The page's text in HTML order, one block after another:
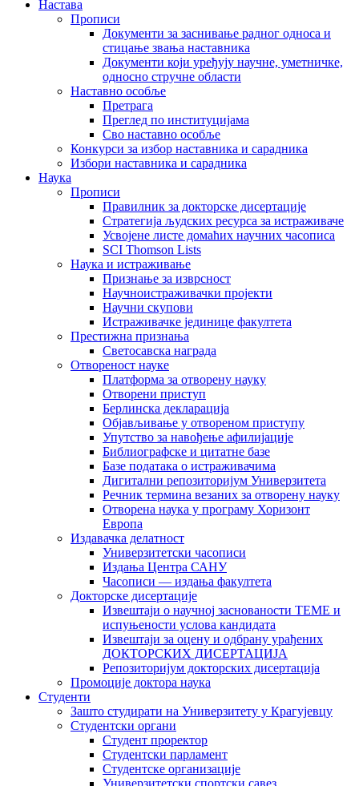
Настава
Прописи
Документи за заснивање радног односа и
стицање звања наставника
Документи који уређују научне, уметничке,
односно стручне области
Наставно особље
Претрага
Преглед по институцијама
Сво наставно особље
Конкурси за избор наставника и сарадника
Избори наставника и сарадника
Наука
Прописи
Правилник за докторске дисертације
Стратегија људских ресурса за истраживаче
Усвојене листе домаћих научних часописа
SCI Thomson Lists
Наука и истраживање
Признање за изврсност
Научноистраживачки пројекти
Научни скупови
Истраживачке јединице факултета
Престижна признања
Светосавска награда
Отвореност науке
Платформа за отворену науку
Отворени приступ
Берлинска декларација
Објављивање у отвореном приступу
Упутство за навођење афилијације
Библиографске и цитатне базе
Базе података о истраживачима
Дигитални репозиторијум Универзитета
Рeчник термина везаних за отворену науку
Отворена наука у програму Хоризонт
Европа
Издавачка делатност
Универзитетски часописи
Издања Центра САНУ
Часописи — издања факултета
Докторске дисертације
Извештаји о научној заснованости ТЕМЕ и
испуњености услова кандидата
Извештаји за оцену и одбрану урађених
ДОКТОРСКИХ ДИСЕРТАЦИЈА
Репозиторијум докторских дисертација
Промоције доктора наука
Студенти
Зашто студирати на Универзитету у Крагујевцу
Студентски органи
Студент проректор
Студентски парламент
Студентске организације
Универзитетски спортски савез